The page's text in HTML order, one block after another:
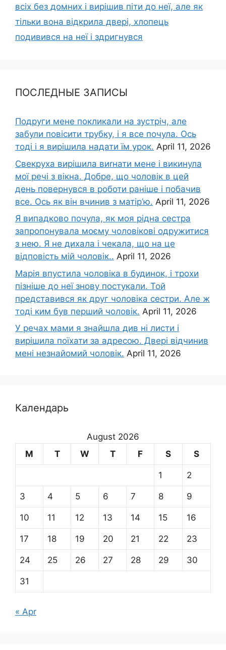
всіх без домних і вирішив піти до неї, але як
тільки вона відкрила двері, хлопець
подивився на неї і здригнувся
ПОСЛЕДНЫЕ ЗАПИСЫ
Подруги мене покликали на зустріч, але
забули повісити трубку, і я все почула. Ось
тоді і я вирішила надати їм урок. April 11, 2026
Свекруха вирішила виrнати мене і викинула
мої речі з вікна. Добре, що чоловік в цей
день повернувся в роботи раніше і побачив
все. Ось як він вчинив з матір’ю. April 11, 2026
Я випадково почула, як моя рідна сестра
запропонувала моєму чоловікові одружитися
з нею. Я не дихала і чекала, що на це
відповість мій чоловік.. April 11, 2026
Марія впустила чоловіка в будинок, і трохи
пізніше до неї знову постукали. Той
представився як друг чоловіка сестри. Але ж
тоді ким був перший чоловік. April 11, 2026
У речах мами я знайшла див ні листи і
вирішила поїхати за адресою. Двері відчинив
мені незнайомий чоловік. April 11, 2026
Календарь
August 2026
M
T W T F S S
1 2
3 4 5 6 7 8 9
10 11 12 13 14 15 16
17 18 19 20 21 22 23
24 25 26 27 28 29 30
31
« Apr